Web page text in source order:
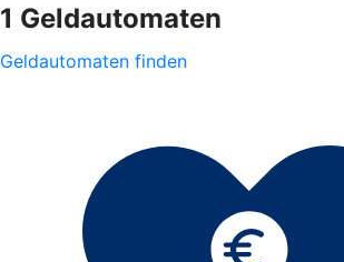
1 Geldautomaten
Geldautomaten finden